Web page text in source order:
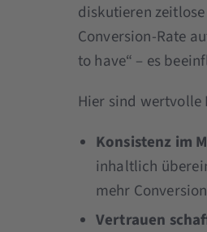
diskutieren
Conversion-Rate
to have“ – es
Hier sind
Konsistenz im
inhaltlich
mehr
Vertrauen